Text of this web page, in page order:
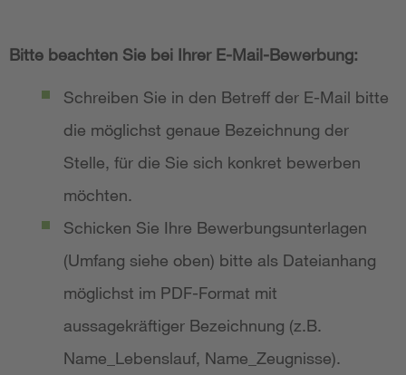
Bitte beachten Sie bei Ihrer E-Mail-Bewerbung:
Schreiben Sie in den Betreff der E-Mail bitte
die möglichst genaue Bezeichnung der
Stelle, für die Sie sich konkret bewerben
möchten.
Schicken Sie Ihre Bewerbungsunterlagen
(Umfang siehe oben) bitte als Dateianhang
möglichst im PDF-Format mit
aussagekräftiger Bezeichnung (z.B.
Name_Lebenslauf, Name_Zeugnisse).